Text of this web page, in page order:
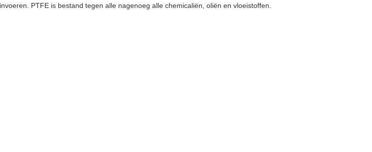
PTFE is bestand tegen alle nagenoeg alle chemicaliën, oliën en vloeistoffen.